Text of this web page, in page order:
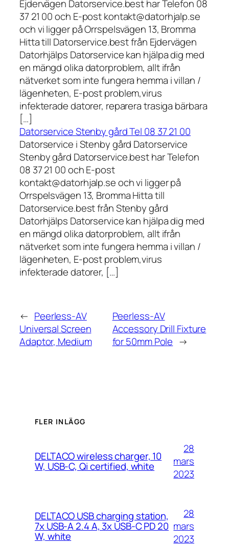
Ejdervägen Datorservice.best har Telefon 08
37 21 00 och E-post kontakt@datorhjalp.se
och vi ligger på Orrspelsvägen 13, Bromma
Hitta till Datorservice.best från Ejdervägen
Datorhjälps Datorservice kan hjälpa dig med
en mängd olika datorproblem, allt ifrån
nätverket som inte fungera hemma i villan /
lägenheten, E-post problem,virus
infekterade datorer, reparera trasiga bärbara
[…]
Datorservice Stenby gård Tel 08 37 21 00
Datorservice i Stenby gård Datorservice
Stenby gård Datorservice.best har Telefon
08 37 21 00 och E-post
kontakt@datorhjalp.se och vi ligger på
Orrspelsvägen 13, Bromma Hitta till
Datorservice.best från Stenby gård
Datorhjälps Datorservice kan hjälpa dig med
en mängd olika datorproblem, allt ifrån
nätverket som inte fungera hemma i villan /
lägenheten, E-post problem,virus
infekterade datorer, […]
← Peerless-AV
Universal Screen
Adaptor, Medium
Peerless-AV
Accessory Drill Fixture
for 50mm Pole →
FLER INLÄGG
DELTACO wireless charger, 10
W, USB-C, Qi certified, white
28
mars
2023
DELTACO USB charging station,
7x USB-A 2.4 A, 3x USB-C PD 20
W, white
28
mars
2023